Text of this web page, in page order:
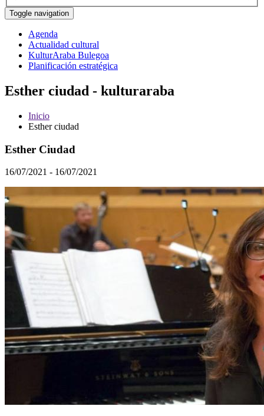
Toggle navigation
Agenda
Actualidad cultural
KulturAraba Bulegoa
Planificación estratégica
Esther ciudad - kulturaraba
Inicio
Esther ciudad
Esther Ciudad
16/07/2021 - 16/07/2021